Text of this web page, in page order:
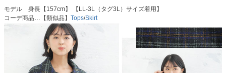
モデル 身長【157cm】 【LL-3L（タグ3L）サイズ着用】
コーデ商品…【類似品】 Tops/Skirt